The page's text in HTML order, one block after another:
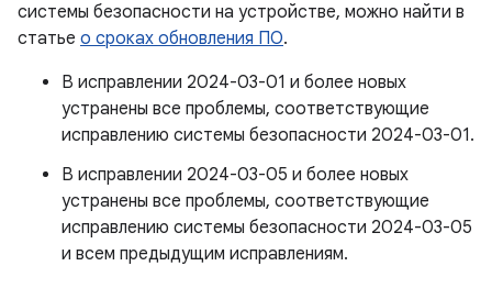
системы безопасности на устройстве, можно найти в
статье о сроках обновления ПО.
В исправлении 2024-03-01 и более новых
устранены все проблемы, соответствующие
исправлению системы безопасности 2024-03-01.
В исправлении 2024-03-05 и более новых
устранены все проблемы, соответствующие
исправлению системы безопасности 2024-03-05
и всем предыдущим исправлениям.